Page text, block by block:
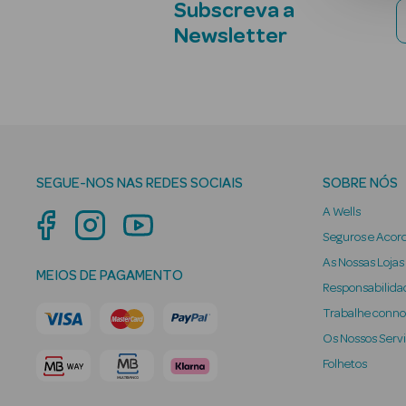
Subscreva a
Newsletter
SEGUE-NOS NAS REDES SOCIAIS
MEIOS DE PAGAMENTO
SOBRE NÓS
A Wells
Seguros e
As Nossas Lojas
Trabalhe
Os Nossos
Folhetos